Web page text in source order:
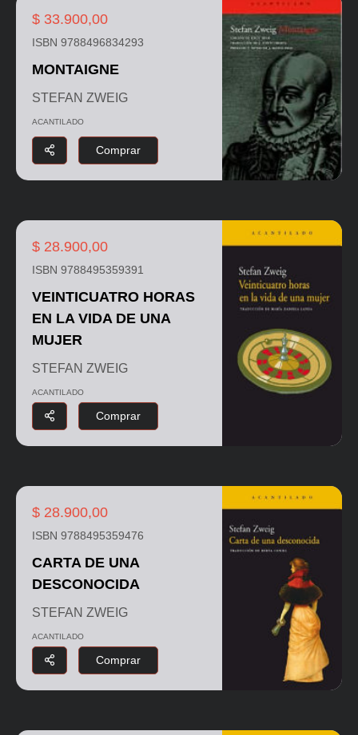
$ 33.900,00
ISBN 9788496834293
MONTAIGNE
STEFAN ZWEIG
ACANTILADO
Comprar
$ 28.900,00
ISBN 9788495359391
VEINTICUATRO HORAS
EN LA VIDA DE UNA
MUJER
STEFAN ZWEIG
ACANTILADO
Comprar
$ 28.900,00
ISBN 9788495359476
CARTA DE UNA
DESCONOCIDA
STEFAN ZWEIG
ACANTILADO
Comprar